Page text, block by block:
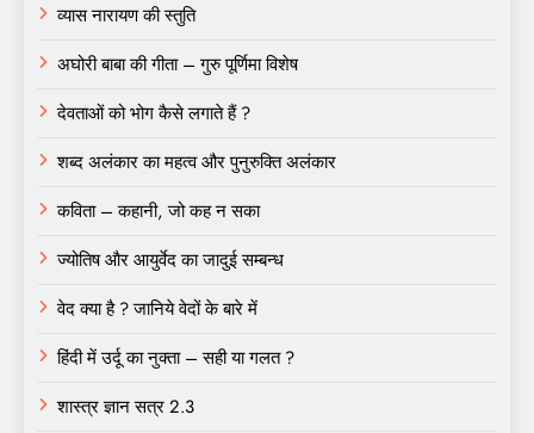
व्यास नारायण की स्तुति
अघोरी बाबा की गीता – गुरु पूर्णिमा विशेष
देवताओं को भोग कैसे लगाते हैं ?
शब्द अलंकार का महत्व और पुनुरुक्ति अलंकार
कविता – कहानी, जो कह न सका
ज्योतिष और आयुर्वेद का जादुई सम्बन्ध
वेद क्या है ? जानिये वेदों के बारे में
हिंदी में उर्दू का नुक्ता – सही या गलत ?
शास्त्र ज्ञान सत्र 2.3